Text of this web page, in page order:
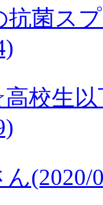
抗菌ス
校生以
(2020/